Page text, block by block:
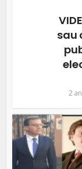
sau
2